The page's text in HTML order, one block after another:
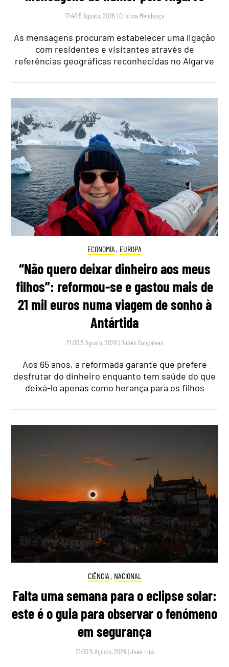
17:40 5 Agosto, 2026 | Cristina Mendonça
As mensagens procuram estabelecer uma ligação
com residentes e visitantes através de
referências geográficas reconhecidas no Algarve
ECONOMIA , EUROPA
“Não quero deixar dinheiro aos meus
filhos”: reformou-se e gastou mais de
21 mil euros numa viagem de sonho à
Antártida
21:00 5 Agosto, 2026 | Rubén Gonçalves
Aos 65 anos, a reformada garante que prefere
desfrutar do dinheiro enquanto tem saúde do que
deixá-lo apenas como herança para os filhos
CIÊNCIA , NACIONAL
Falta uma semana para o eclipse solar:
este é o guia para observar o fenómeno
em segurança
21:00 5 Agosto, 2026 |João Luís